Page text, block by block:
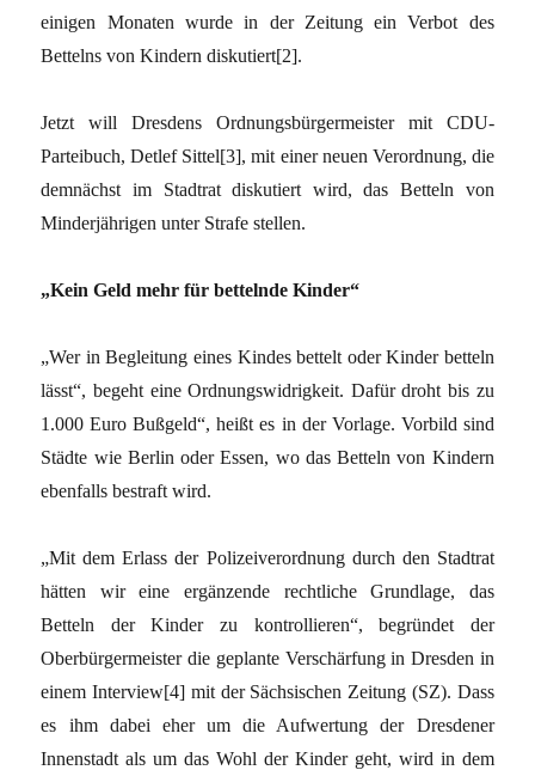
einigen Monaten wurde in der Zeitung ein Verbot des
Bettelns von Kindern diskutiert[2].
Jetzt will Dresdens Ordnungsbürgermeister mit CDU-
Parteibuch, Detlef Sittel[3], mit einer neuen Verordnung, die
demnächst im Stadtrat diskutiert wird, das Betteln von
Minderjährigen unter Strafe stellen.
„Kein Geld mehr für bettelnde Kinder“
„Wer in Begleitung eines Kindes bettelt oder Kinder betteln
lässt“, begeht eine Ordnungswidrigkeit. Dafür droht bis zu
1.000 Euro Bußgeld“, heißt es in der Vorlage. Vorbild sind
Städte wie Berlin oder Essen, wo das Betteln von Kindern
ebenfalls bestraft wird.
„Mit dem Erlass der Polizeiverordnung durch den Stadtrat
hätten wir eine ergänzende rechtliche Grundlage, das
Betteln der Kinder zu kontrollieren“, begründet der
Oberbürgermeister die geplante Verschärfung in Dresden in
einem Interview[4] mit der Sächsischen Zeitung (SZ). Dass
es ihm dabei eher um die Aufwertung der Dresdener
Innenstadt als um das Wohl der Kinder geht, wird in dem